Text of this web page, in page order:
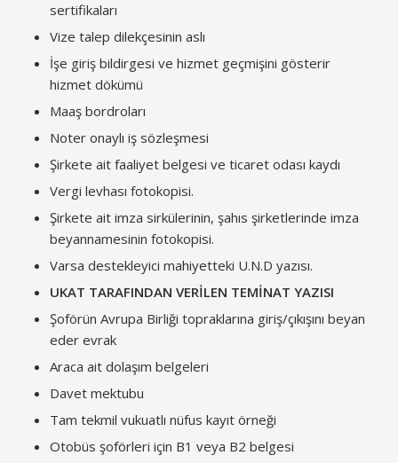
sertifikaları
Vize talep dilekçesinin aslı
İşe giriş bildirgesi ve hizmet geçmişini gösterir
hizmet dökümü
Maaş bordroları
Noter onaylı iş sözleşmesi
Şirkete ait faaliyet belgesi ve ticaret odası kaydı
Vergi levhası fotokopisi.
Şirkete ait imza sirkülerinin, şahıs şirketlerinde imza
beyannamesinin fotokopisi.
Varsa destekleyici mahiyetteki U.N.D yazısı.
UKAT TARAFINDAN VERİLEN TEMİNAT YAZISI
Şoförün Avrupa Birliği topraklarına giriş/çıkışını beyan
eder evrak
Araca ait dolaşım belgeleri
Davet mektubu
Tam tekmil vukuatlı nüfus kayıt örneği
Otobüs şoförleri için B1 veya B2 belgesi